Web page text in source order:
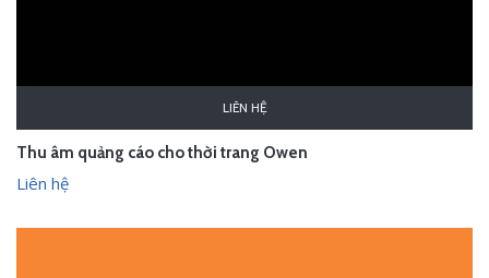
LIÊN HỆ
Thu âm quảng cáo cho thời trang Owen
Liên hệ